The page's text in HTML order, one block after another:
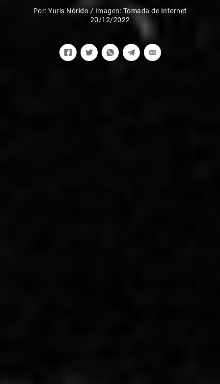
Por: Yuris Nórido / Imagen: Tomada de Internet
20/12/2022